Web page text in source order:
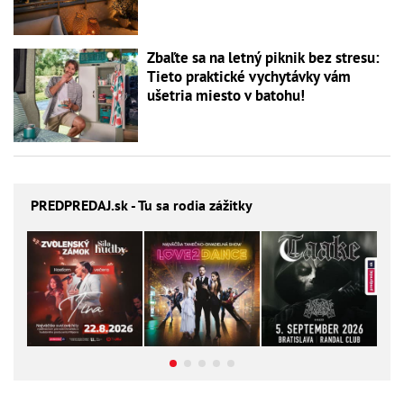
Zbaľte sa na letný piknik bez stresu:
Tieto praktické vychytávky vám
ušetria miesto v batohu!
PREDPREDAJ.sk - Tu sa rodia zážitky